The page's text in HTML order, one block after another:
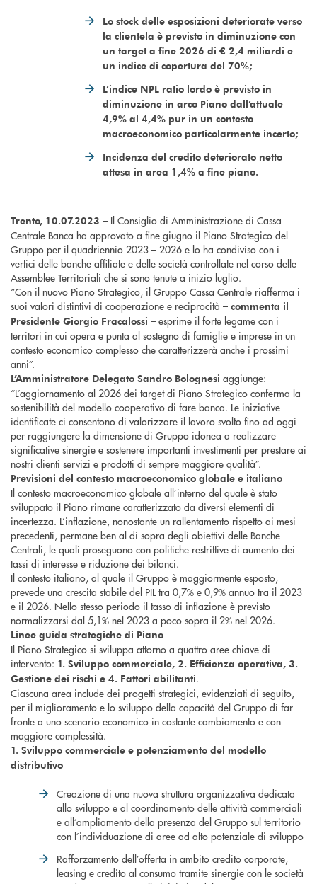
Lo stock delle esposizioni deteriorate verso
la clientela è previsto in diminuzione con
un target a fine 2026 di € 2,4 miliardi e
un indice di copertura del 70%;
L’indice NPL ratio lordo è previsto in
diminuzione in arco Piano dall’attuale
4,9% al 4,4% pur in un contesto
macroeconomico particolarmente incerto;
Incidenza del credito deteriorato netto
attesa in area 1,4% a fine piano.
Trento, 10.07.2023 – Il Consiglio di Amministrazione di Cassa
Centrale Banca ha approvato a fine giugno il Piano Strategico del
Gruppo per il quadriennio 2023 – 2026 e lo ha condiviso con i
vertici delle banche affiliate e delle società controllate nel corso delle
Assemblee Territoriali che si sono tenute a inizio luglio.
“Con il nuovo Piano Strategico, il Gruppo Cassa Centrale riafferma i
suoi valori distintivi di cooperazione e reciprocità – commenta il
Presidente Giorgio Fracalossi – esprime il forte legame con i
territori in cui opera e punta al sostegno di famiglie e imprese in un
contesto economico complesso che caratterizzerà anche i prossimi
anni”.
L’Amministratore Delegato Sandro Bolognesi aggiunge:
“L’aggiornamento al 2026 dei target di Piano Strategico conferma la
sostenibilità del modello cooperativo di fare banca. Le iniziative
identificate ci consentono di valorizzare il lavoro svolto fino ad oggi
per raggiungere la dimensione di Gruppo idonea a realizzare
significative sinergie e sostenere importanti investimenti per prestare ai
nostri clienti servizi e prodotti di sempre maggiore qualità”.
Previsioni del contesto macroeconomico globale e italiano
Il contesto macroeconomico globale all’interno del quale è stato
sviluppato il Piano rimane caratterizzato da diversi elementi di
incertezza. L’inflazione, nonostante un rallentamento rispetto ai mesi
precedenti, permane ben al di sopra degli obiettivi delle Banche
Centrali, le quali proseguono con politiche restrittive di aumento dei
tassi di interesse e riduzione dei bilanci.
Il contesto italiano, al quale il Gruppo è maggiormente esposto,
prevede una crescita stabile del PIL tra 0,7% e 0,9% annuo tra il 2023
e il 2026. Nello stesso periodo il tasso di inflazione è previsto
normalizzarsi dal 5,1% nel 2023 a poco sopra il 2% nel 2026.
Linee guida strategiche di Piano
Il Piano Strategico si sviluppa attorno a quattro aree chiave di
intervento: 1. Sviluppo commerciale, 2. Efficienza operativa, 3.
Gestione dei rischi e 4. Fattori abilitanti.
Ciascuna area include dei progetti strategici, evidenziati di seguito,
per il miglioramento e lo sviluppo della capacità del Gruppo di far
fronte a uno scenario economico in costante cambiamento e con
maggiore complessità.
1. Sviluppo commerciale e potenziamento del modello
distributivo
Creazione di una nuova struttura organizzativa dedicata
allo sviluppo e al coordinamento delle attività commerciali
e all’ampliamento della presenza del Gruppo sul territorio
con l’individuazione di aree ad alto potenziale di sviluppo
Rafforzamento dell’offerta in ambito credito corporate,
leasing e credito al consumo tramite sinergie con le società